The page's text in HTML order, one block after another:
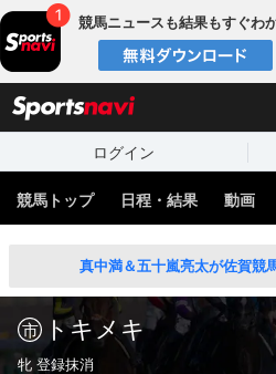
競馬ニュースも結果もすぐわ
ログイン
競馬トップ 日程・結果 動画
真中満＆五十嵐亮太が佐賀競
トキメキ
牝 登録抹消